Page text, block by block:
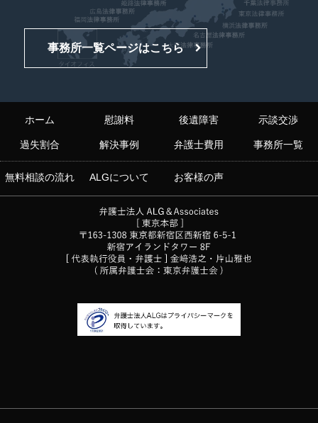
事務所一覧ページはこちら
ホーム 慰謝料 後遺障害 示談交渉
過失割合 解決事例 弁護士費用 事務所一覧
無料相談の流れ ALGについて お客様の声